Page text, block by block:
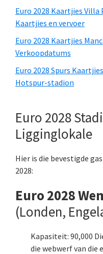
Euro 2028 Kaartjies Villa
Kaartjies en vervoer
Euro 2028 Kaartjies
Verkoopdatums
Euro 2028 Spurs
Hotspur-stadion
Euro 2028
Ligginglokale
Hier is die bevestigde
2028:
Euro 2028
(Londen,
Kapasiteit: 90,000
die webwerf van die